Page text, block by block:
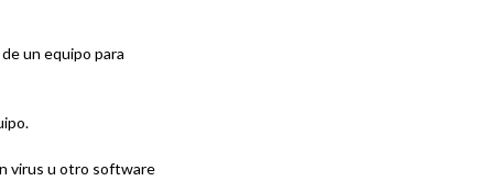
un equipo para
virus u otro software